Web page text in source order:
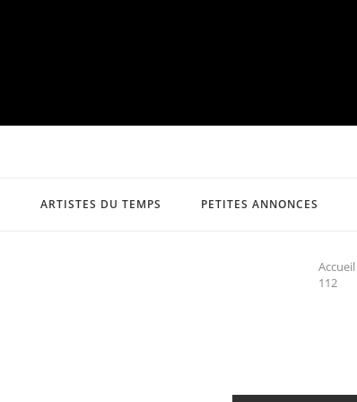
ARTISTES DU TEMPS PETITES ANNONCES
Accueil
112